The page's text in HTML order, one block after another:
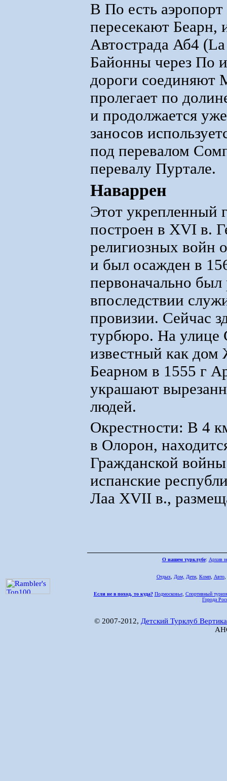
В По есть
пересекают Беарн,
Автострада Аб4
Байонны через По
дороги
пролегает по
и продолжается
заносов
под перевалом
перевалу Пуртале.
Наваррен
Этот укрепленный
построен в XVI в.
религиозных войн
и был осажден в
первоначально
впоследствии
провизии. Сейчас
турбюро. На улице
известный как дом
Беарном в 1555 г
украшают
людей.
Окрестности: В 4
в Олорон,
Гражданской
испанские
Лаа XVII в.,
О нашем турклубе: Архив
Отдых, Дом, Дети, Комп, Авто,
Если не в поход, то куда? Подмосковье, Спортивный
Города
© 2007-2012, Детский Турклуб